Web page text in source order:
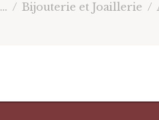
... Bijouterie et Joaillerie